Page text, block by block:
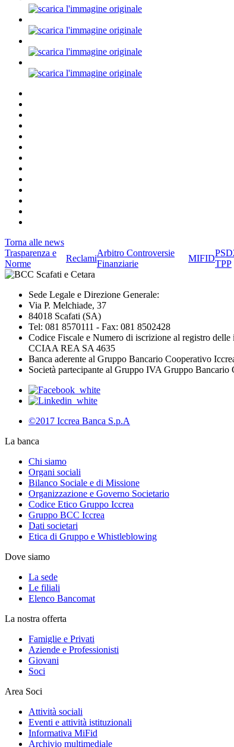
Torna alle news
Trasparenza e
Norme
Reclami
Arbitro Controversie
Finanziarie
MIFID
TPP
Sede Legale e Direzione Generale:
Via P. Melchiade, 37
84018 Scafati (SA)
Tel: 081 8570111 - Fax: 081 8502428
Codice Fiscale e Numero di iscrizione al registro
CCIAA REA SA 4635
Banca aderente al Gruppo Bancario Cooperativo
Società partecipante al Gruppo IVA Gruppo
©2017 Iccrea Banca S.p.A
La banca
Chi siamo
Organi sociali
Bilanco Sociale e di Missione
Organizzazione e Governo Societario
Codice Etico Gruppo Iccrea
Gruppo BCC Iccrea
Dati societari
Etica di Gruppo e Whistleblowing
Dove siamo
La sede
Le filiali
Elenco Bancomat
La nostra offerta
Famiglie e Privati
Aziende e Professionisti
Giovani
Soci
Area Soci
Attività sociali
Eventi e attività istituzionali
Informativa MiFid
Archivio multimediale